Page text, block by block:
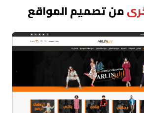
من تصميم المواقع